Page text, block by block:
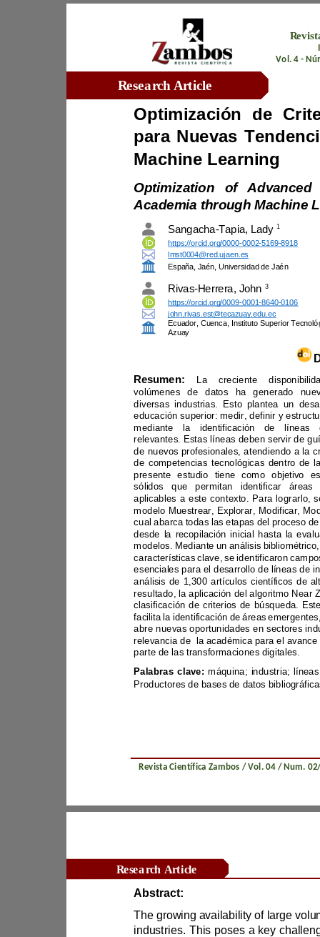
Vol. 4 -
Revista Científica Zambos / Vol. 04 / Num. 02
Machine Learning
Sangacha- Tapia, Lady 1
https://orcid.org/0000- 0002- 5169-
8918
lmst0004@red.ujaen.es
España, Jaén , Universidad de Jaén
Rivas- 3
https://orcid.org/0009- 0001- 8640- 0106
john.rivas.est@tecazuay.edu.ec
Ecuador Cuenca,
Azuay
Resumen:
desde la rec
análisis de 1,30
abre nuevas oportunid
parte de las transformaciones digitales.
Research Article
Research Article
Abstract: